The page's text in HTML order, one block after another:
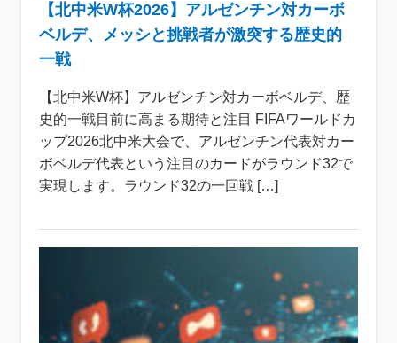
【北中米W杯2026】アルゼンチン対カーボ
ベルデ、メッシと挑戦者が激突する歴史的
一戦
【北中米W杯】アルゼンチン対カーボベルデ、歴
史的一戦目前に高まる期待と注目 FIFAワールドカ
ップ2026北中米大会で、アルゼンチン代表対カー
ボベルデ代表という注目のカードがラウンド32で
実現します。ラウンド32の一回戦 […]